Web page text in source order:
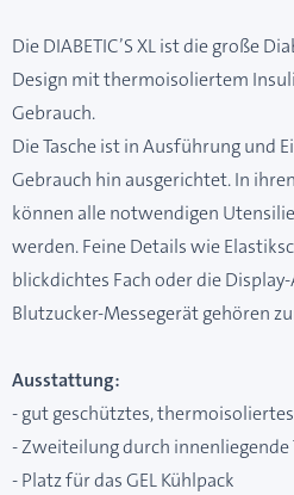
Die DIABETIC’S XL ist die große
Design mit thermoisoliertem
Gebrauch.
Die Tasche ist in Ausführung und
Gebrauch hin ausgerichtet. In
können alle notwendigen
werden. Feine Details wie
blickdichtes Fach oder die
Blutzucker-Messegerät gehören
Ausstattung:
- gut geschütztes,
- Zweiteilung durch innenliegende
- Platz für das GEL Kühlpack